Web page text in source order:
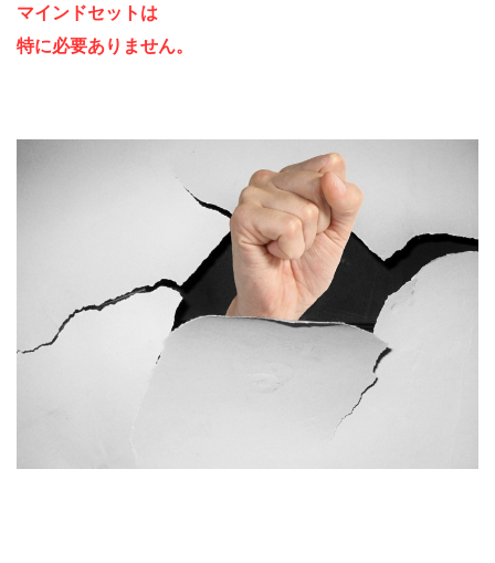
マインドセットは
特に必要ありません。